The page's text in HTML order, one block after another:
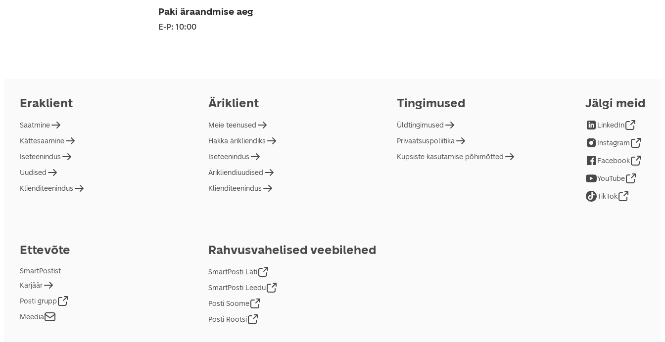
Paki äraandmise aeg
E-P: 10:00
Eraklient
Saatmine
Kättesaamine
Iseteenindus
Uudised
Klienditeenindus
Äriklient
Meie teenused
Hakka ärikliendiks
Iseteenindus
Ärikliendiuudised
Klienditeenindus
Tingimused
Üldtingimused
Privaatsuspoliitika
Küpsiste kasutamise põhimõtted
Ettevõte
SmartPostist
Karjäär
Posti grupp
Meedia
Rahvusvahelised veebilehed
SmartPosti Läti
SmartPosti Leedu
Posti Soome
Posti Rootsi
Jälgi meid
LinkedIn
Instagram
Facebook
YouTube
TikTok